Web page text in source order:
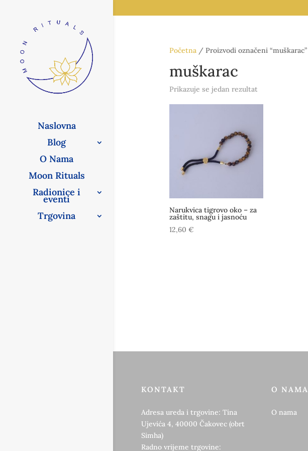
Naslovna
Blog
O Nama
Moon Rituals
Radionice i
eventi
Trgovina
Početna/ Proizvodi označeni “muškarac”
muškarac
Prikazuje se jedan rezultat
Narukvica tigrovo oko – za
zaštitu, snagu i jasnoću
12,60 €
KONTAKT
Adresa ureda i trgovine: Tina
Ujevića 4, 40000 Čakovec (obrt
Simha)
Radno vrijeme trgovine:
O NAMA
O nama